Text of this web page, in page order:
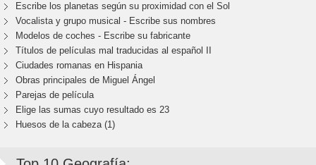
Escribe los planetas según su proximidad con el Sol
Vocalista y grupo musical - Escribe sus nombres
Modelos de coches - Escribe su fabricante
Títulos de películas mal traducidas al español II
Ciudades romanas en Hispania
Obras principales de Miguel Ángel
Parejas de película
Elige las sumas cuyo resultado es 23
Huesos de la cabeza (1)